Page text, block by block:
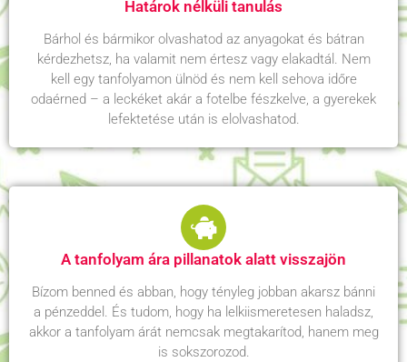
Határok nélküli tanulás
Bárhol és bármikor olvashatod az anyagokat és bátran
kérdezhetsz, ha valamit nem értesz vagy elakadtál. Nem
kell egy tanfolyamon ülnöd és nem kell sehova időre
odaérned – a leckéket akár a fotelbe fészkelve, a gyerekek
lefektetése után is elolvashatod.
A tanfolyam ára pillanatok alatt visszajön
Bízom benned és abban, hogy tényleg jobban akarsz bánni
a pénzeddel. És tudom, hogy ha lelkiismeretesen haladsz,
akkor a tanfolyam árát nemcsak megtakarítod, hanem meg
is sokszorozod.